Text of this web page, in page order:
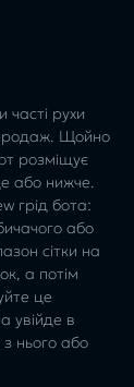
часті рухи
продаж. Щойно
розміщує
або нижче.
грід бота:
або
сітки на
а потім
це
увійде в
нього або